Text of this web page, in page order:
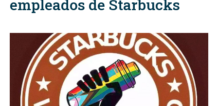
empleados de Starbucks